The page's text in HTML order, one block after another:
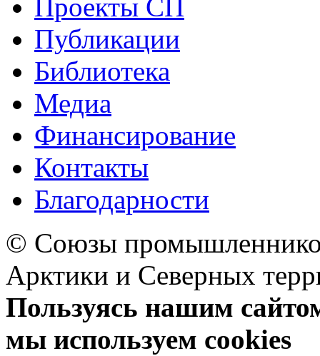
Проекты СП
Публикации
Библиотека
Медиа
Финансирование
Контакты
Благодарности
© Союзы
Арктики и Северных
Пользуясь нашим
мы используем cookies